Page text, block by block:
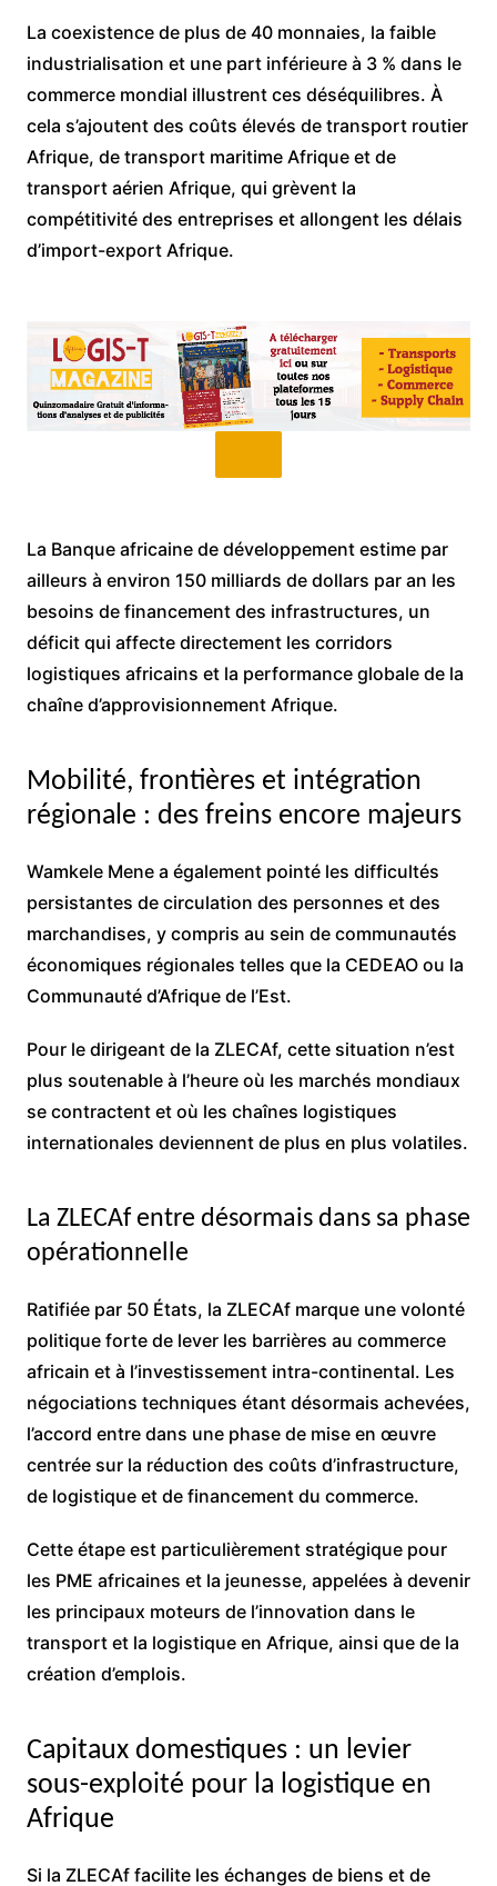
La coexistence de plus de 40 monnaies, la faible
industrialisation et une part inférieure à 3 % dans le
commerce mondial illustrent ces déséquilibres. À
cela s’ajoutent des coûts élevés de transport routier
Afrique, de transport maritime Afrique et de
transport aérien Afrique, qui grèvent la
compétitivité des entreprises et allongent les délais
d’import-export Afrique.
La Banque africaine de développement estime par
ailleurs à environ 150 milliards de dollars par an les
besoins de financement des infrastructures, un
déficit qui affecte directement les corridors
logistiques africains et la performance globale de la
chaîne d’approvisionnement Afrique.
Mobilité, frontières et intégration
régionale : des freins encore majeurs
Wamkele Mene a également pointé les difficultés
persistantes de circulation des personnes et des
marchandises, y compris au sein de communautés
économiques régionales telles que la CEDEAO ou la
Communauté d’Afrique de l’Est.
Pour le dirigeant de la ZLECAf, cette situation n’est
plus soutenable à l’heure où les marchés mondiaux
se contractent et où les chaînes logistiques
internationales deviennent de plus en plus volatiles.
La ZLECAf entre désormais dans sa phase
opérationnelle
Ratifiée par 50 États, la ZLECAf marque une volonté
politique forte de lever les barrières au commerce
africain et à l’investissement intra-continental. Les
négociations techniques étant désormais achevées,
l’accord entre dans une phase de mise en œuvre
centrée sur la réduction des coûts d’infrastructure,
de logistique et de financement du commerce.
Cette étape est particulièrement stratégique pour
les PME africaines et la jeunesse, appelées à devenir
les principaux moteurs de l’innovation dans le
transport et la logistique en Afrique, ainsi que de la
création d’emplois.
Capitaux domestiques : un levier
sous-exploité pour la logistique en
Afrique
Si la ZLECAf facilite les échanges de biens et de